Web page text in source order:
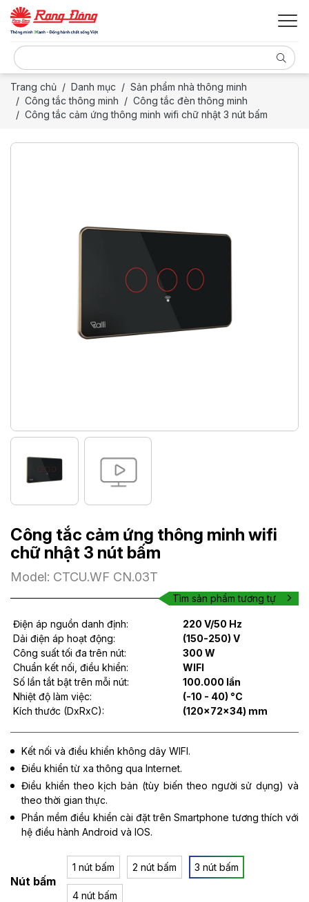
Trang chủ Danh mục
Sản phẩm nhà thông minh
Công tắc thông minh
Công tắc đèn thông minh
Công tắc cảm ứng thông minh wifi chữ nhật 3 nút bấm
Công tắc cảm ứng thông minh wifi
chữ nhật 3 nút bấm
Model: CTCU.WF CN.03T
Tìm sản phẩm tương tự
Điện áp nguồn danh định:
220 V/50 Hz
Dải điện áp hoạt động:
(150-250) V
Công suất tối đa trên nút:
300 W
Chuẩn kết nối, điều khiển:
WIFI
Số lần tắt bật trên mỗi nút:
100.000 lần
Nhiệt độ làm việc:
(-10 - 40) °C
Kích thước (DxRxC):
(120x72x34) mm
Kết nối và điều khiển không dây WIFI.
Điều khiển từ xa thông qua Internet.
Điều khiển theo kịch bản (tùy biến theo người sử dụng) và
theo thời gian thực.
Phần mềm điều khiển cài đặt trên Smartphone tương thích với
hệ điều hành Android và IOS.
Nút bấm
1 nút bấm 2 nút bấm 3 nút bấm
4 nút bấm